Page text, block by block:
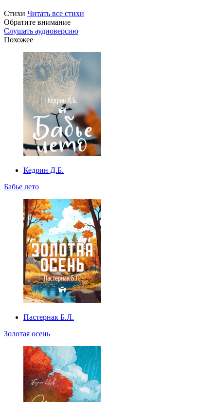
Стихи Читать все стихи
Обратите внимание
Слушать аудиоверсию
Похожее
Кедрин Д.Б.
Бабье лето
Пастернак Б.Л.
Золотая осень